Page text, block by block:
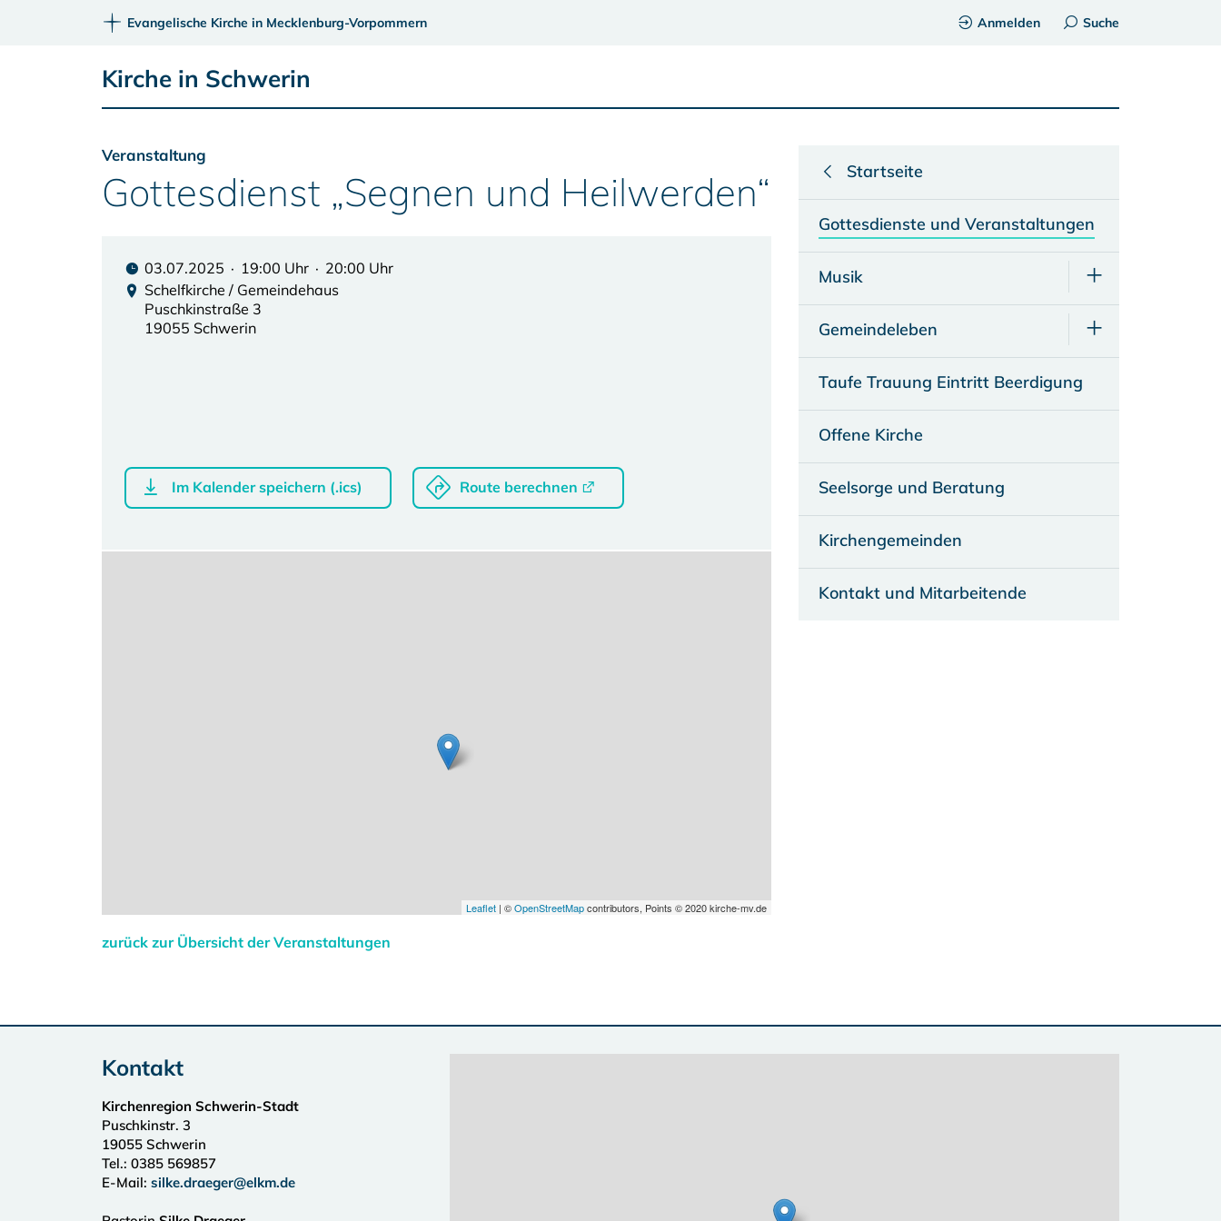
Evangelische Kirche in Mecklenburg-Vorpommern Anmelden Suche
Kirche in Schwerin
Veranstaltung
Gottesdienst „Segnen und Heilwerden“
03.07.2025 · 19:00 Uhr · 20:00 Uhr
Schelfkirche / Gemeindehaus
Puschkinstraße 3
19055 Schwerin
Im Kalender speichern (.ics) Route berechnen
Leaflet| ©OpenStreetMapcontributors, Points © 2020 kirche-mv.de
zurück zur Übersicht der Veranstaltungen
Startseite
Gottesdienste und Veranstaltungen
Musik
Gemeindeleben
Taufe Trauung Eintritt Beerdigung
Offene Kirche
Seelsorge und Beratung
Kirchengemeinden
Kontakt und Mitarbeitende
Kontakt
Kirchenregion Schwerin-Stadt
Puschkinstr. 3
19055 Schwerin
Tel.: 0385 569857
E-Mail: silke.draeger@elkm.de